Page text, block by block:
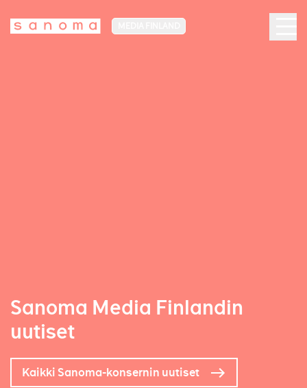
Sanoma Media Finlandin
uutiset
Kaikki Sanoma-konsernin uutiset